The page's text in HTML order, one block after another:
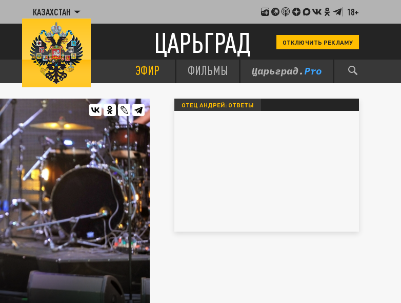
КАЗАХСТАН 18+
ЦАРЬГРАД ОТКЛЮЧИТЬ РЕКЛАМУ
ЭФИР ФИЛЬМЫ
ОТЕЦ АНДРЕЙ: ОТВЕТЫ